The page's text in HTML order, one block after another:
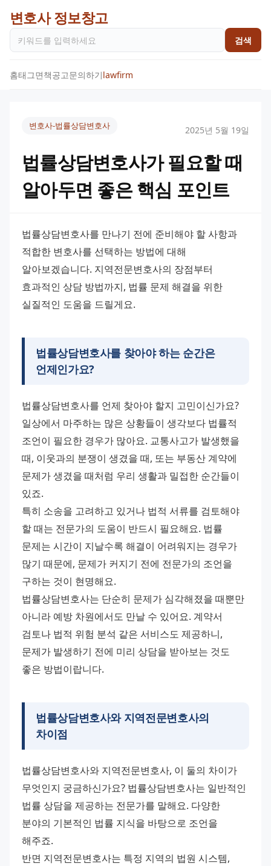
변호사 정보창고
검색
홈태그면책공고문의하기lawfirm
변호사-법률상담변호사 2025년 5월 19일
법률상담변호사가 필요할 때
알아두면 좋은 핵심 포인트
법률상담변호사를 만나기 전에 준비해야 할 사항과
적합한 변호사를 선택하는 방법에 대해
알아보겠습니다. 지역전문변호사의 장점부터
효과적인 상담 방법까지, 법률 문제 해결을 위한
실질적인 도움을 드릴게요.
법률상담변호사를 찾아야 하는 순간은
언제인가요?
법률상담변호사를 언제 찾아야 할지 고민이신가요?
일상에서 마주하는 많은 상황들이 생각보다 법률적
조언이 필요한 경우가 많아요. 교통사고가 발생했을
때, 이웃과의 분쟁이 생겼을 때, 또는 부동산 계약에
문제가 생겼을 때처럼 우리 생활과 밀접한 순간들이
있죠.
특히 소송을 고려하고 있거나 법적 서류를 검토해야
할 때는 전문가의 도움이 반드시 필요해요. 법률
문제는 시간이 지날수록 해결이 어려워지는 경우가
많기 때문에, 문제가 커지기 전에 전문가의 조언을
구하는 것이 현명해요.
법률상담변호사는 단순히 문제가 심각해졌을 때뿐만
아니라 예방 차원에서도 만날 수 있어요. 계약서
검토나 법적 위험 분석 같은 서비스도 제공하니,
문제가 발생하기 전에 미리 상담을 받아보는 것도
좋은 방법이랍니다.
법률상담변호사와 지역전문변호사의
차이점
법률상담변호사와 지역전문변호사, 이 둘의 차이가
무엇인지 궁금하신가요? 법률상담변호사는 일반적인
법률 상담을 제공하는 전문가를 말해요. 다양한
분야의 기본적인 법률 지식을 바탕으로 조언을
해주죠.
반면 지역전문변호사는 특정 지역의 법원 시스템,